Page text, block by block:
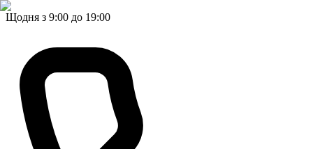
Щодня з 9:00 до 19:00